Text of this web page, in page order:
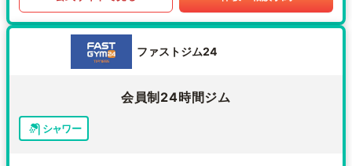
ファストジム24
会員制24時間ジム
シャワー